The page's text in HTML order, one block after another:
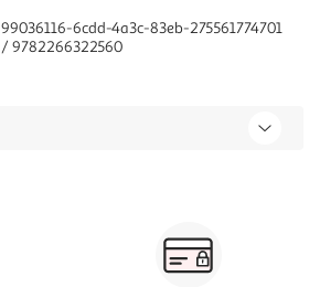
99036116-6cdd-4a3c-83eb-275561774701
/ 9782266322560